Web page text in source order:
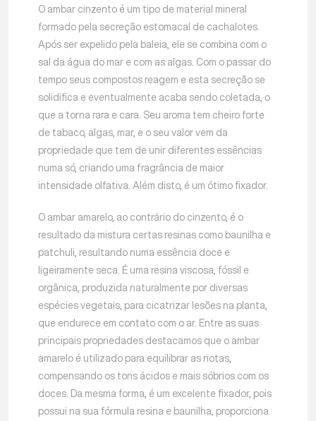
O ambar cinzento é um tipo de material mineral
formado pela secreção estomacal de cachalotes.
Após ser expelido pela baleia, ele se combina com o
sal da água do mar e com as algas. Com o passar do
tempo seus compostos reagem e esta secreção se
solidifica e eventualmente acaba sendo coletada, o
que a torna rara e cara. Seu aroma tem cheiro forte
de tabaco, algas, mar, e o seu valor vem da
propriedade que tem de unir diferentes essências
numa só, criando uma fragrância de maior
intensidade olfativa. Além disto, é um ótimo fixador.
O ambar amarelo, ao contrário do cinzento, é o
resultado da mistura certas resinas como baunilha e
patchuli, resultando numa essência doce e
ligeiramente seca. É uma resina viscosa, fóssil e
orgânica, produzida naturalmente por diversas
espécies vegetais, para cicatrizar lesões na planta,
que endurece em contato com o ar. Entre as suas
principais propriedades destacamos que o ambar
amarelo é utilizado para equilibrar as notas,
compensando os tons ácidos e mais sóbrios com os
doces. Da mesma forma, é um excelente fixador, pois
possui na sua fórmula resina e baunilha, proporciona